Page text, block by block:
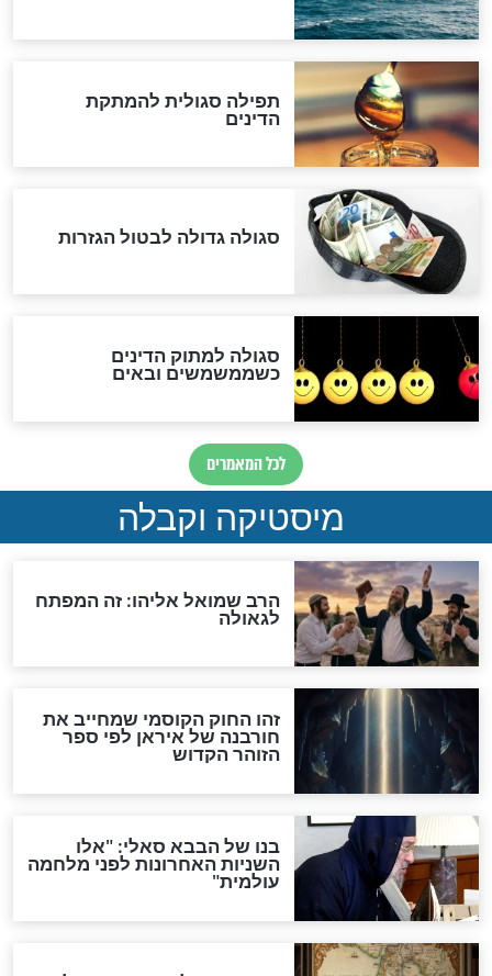
המסמך האבוד שנחשף
במרתפי מוסקבה: כתב היד
הנדיר של הרשב"ם התגלה
"מודה לקב"ה על כל השנים"
לכל המאמרים
אחרית הימים
האם אפשר לחשב את הקץ?
מה יהיה בימות המשיח?
"לפני הגאולה תהיה אפיקורסות
והכחשה גדולה מאוד של
האמונה"